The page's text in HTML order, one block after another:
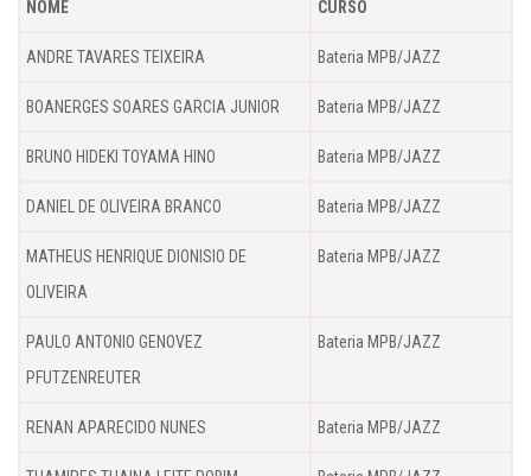
NOME CURSO
ANDRE TAVARES TEIXEIRA Bateria MPB/JAZZ
BOANERGES SOARES GARCIA JUNIOR Bateria MPB/JAZZ
BRUNO HIDEKI TOYAMA HINO Bateria MPB/JAZZ
DANIEL DE OLIVEIRA BRANCO Bateria MPB/JAZZ
MATHEUS HENRIQUE DIONISIO DE
OLIVEIRA
Bateria MPB/JAZZ
PAULO ANTONIO GENOVEZ
PFUTZENREUTER
Bateria MPB/JAZZ
RENAN APARECIDO NUNES Bateria MPB/JAZZ